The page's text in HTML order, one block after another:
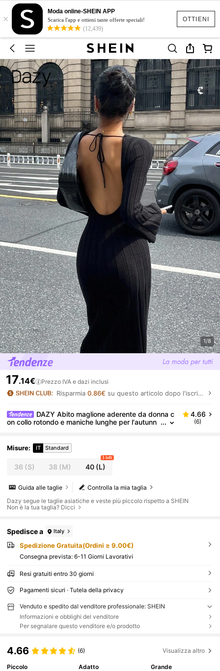
OTTIENI
×
Moda online-SHEIN APP
Scarica l'app e ottieni tante offerte speciali!
(12,439)
1/8
17.14€ Prezzo IVA e dazi inclusi
Risparmia0.86€ su questo articolo dopo l'iscrizione.
DAZY Abito maglione aderente da donna c
on collo rotondo e maniche lunghe per l'autunn
4.66
(6)
Misure: IT Standard
36 (S) 38 (M) 40(L)
3 left
Controlla la mia taglia
Guida alle taglie
Dazy segue le taglie asiatiche e veste più piccolo rispetto a SHEIN
Non è la tua taglia? Dicci
Spedisce a Italy
Spedizione Gratuita(Ordini ≥ 9.00€)
Consegna prevista: 6-11 Giorni Lavorativi
Resi gratuiti entro 30 giorni
Pagamenti sicuri · Tutela della privacy
Venduto e spedito dal venditore professionale: SHEIN
Informazioni e obblighi del venditore
Per segnalare questo venditore e/o prodotto
4.66 (6) Visualizza altro
Piccolo
Adatto
Grande